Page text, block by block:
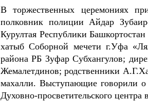
В торжественных церемониях
полковник полиции Айдар
Курултая Республики
хатыб Соборной мечети г.Уфа
района РБ Зуфар Субхангулов;
Жемалетдинов; родственники
махалли. Выступающие говорили
Духовно-просветительского